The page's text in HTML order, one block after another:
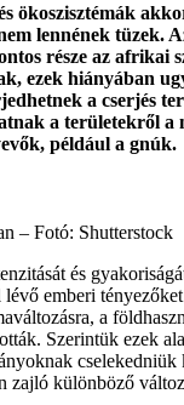
ökoszisztémák
lennének tüzek.
része az afrikai
ezek hiányában
a cserjés
a területekről a
például a gnúk.
– Fotó: Shutterstock
és
lévő emberi
a
Szerintük ezek
cselekedniük
zajló különböző